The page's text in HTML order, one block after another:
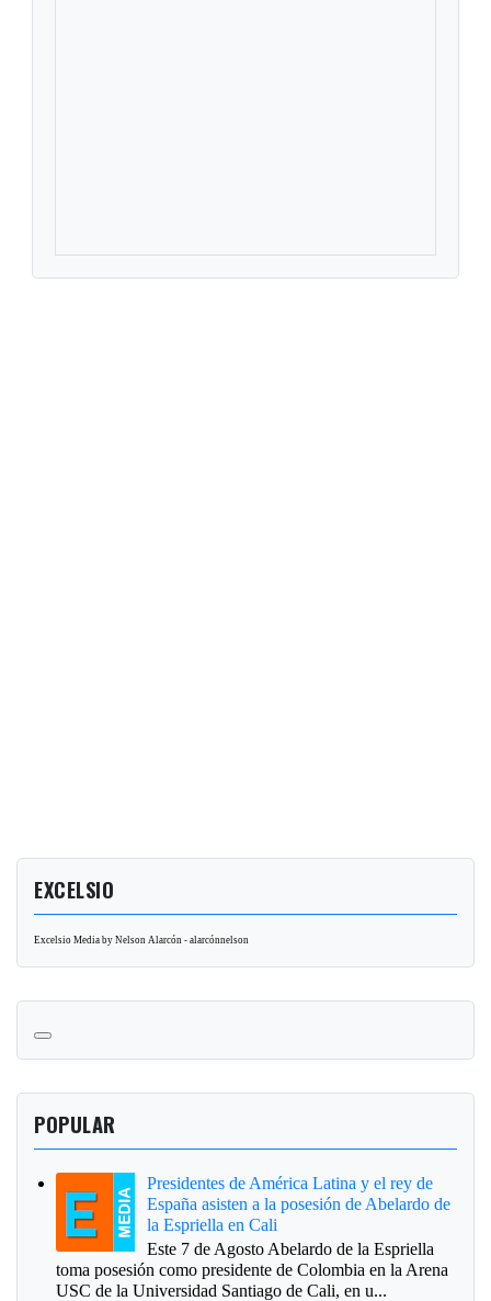
EXCELSIO
Excelsio Media by Nelson Alarcón - alarcónnelson
POPULAR
Presidentes de América Latina y el rey de
España asisten a la posesión de Abelardo de
la Espriella en Cali
Este 7 de Agosto Abelardo de la Espriella
toma posesión como presidente de Colombia en la Arena
USC de la Universidad Santiago de Cali, en u...